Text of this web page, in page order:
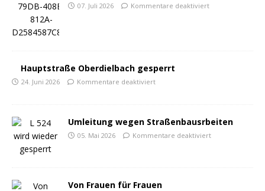
07. Juli 2026 Kommentare deaktiviert
Hauptstraße Oberdielbach gesperrt
24. Juni 2026 Kommentare deaktiviert
Umleitung wegen Straßenbausrbeiten
05. Mai 2026 Kommentare deaktiviert
Von Frauen für Frauen